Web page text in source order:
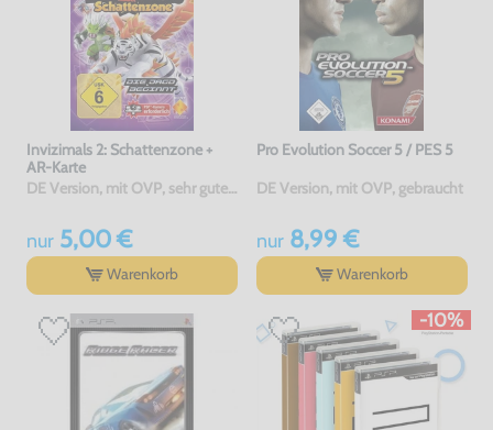
Invizimals 2: Schattenzone +
AR-Karte
DE Version, mit OVP, sehr guter Zustand, gebraucht
nur5,00 €
Warenkorb
Pro Evolution Soccer 5 / PES 5
DE Version, mit OVP, gebraucht
nur8,99 €
Warenkorb
-10%